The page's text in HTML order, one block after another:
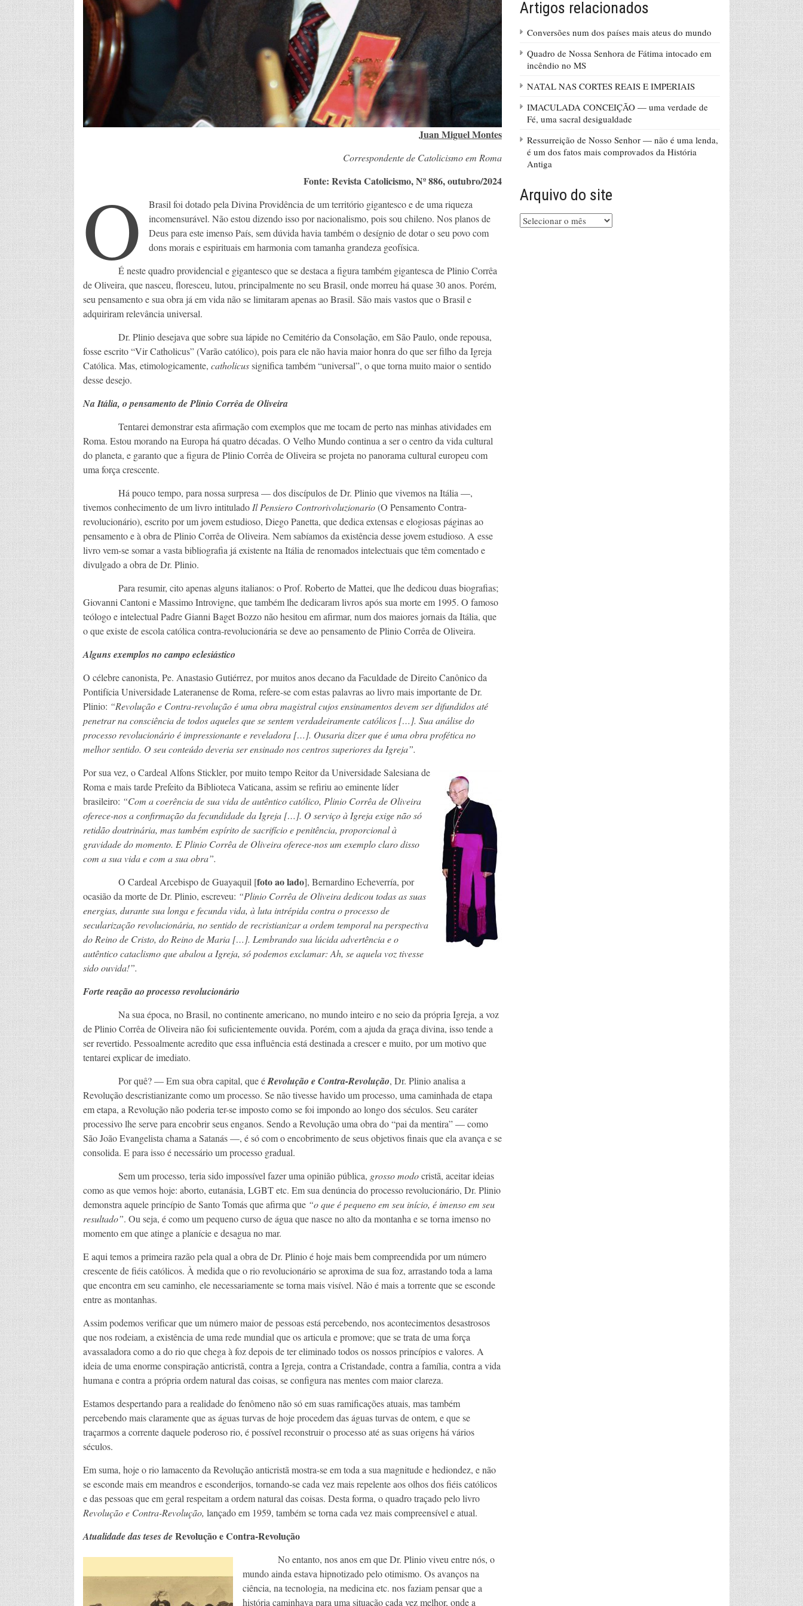
Juan Miguel Montes
Correspondente de Catolicismo em Roma
Fonte: Revista Catolicismo, Nº 886, outubro/2024
O
Brasil foi dotado pela Divina Providência de um território gigantesco e de uma riqueza
incomensurável. Não estou dizendo isso por nacionalismo, pois sou chileno. Nos planos de
Deus para este imenso País, sem dúvida havia também o desígnio de dotar o seu povo com
dons morais e espirituais em harmonia com tamanha grandeza geofísica.
É neste quadro providencial e gigantesco que se destaca a figura também gigantesca de Plinio Corrêa
de Oliveira, que nasceu, floresceu, lutou, principalmente no seu Brasil, onde morreu há quase 30 anos. Porém,
seu pensamento e sua obra já em vida não se limitaram apenas ao Brasil. São mais vastos que o Brasil e
adquiriram relevância universal.
Dr. Plinio desejava que sobre sua lápide no Cemitério da Consolação, em São Paulo, onde repousa,
fosse escrito “Vir Catholicus” (Varão católico), pois para ele não havia maior honra do que ser filho da Igreja
Católica. Mas, etimologicamente, catholicussignifica também “universal”, o que torna muito maior o sentido
desse desejo.
Na Itália, o pensamento de Plinio Corrêa de Oliveira
Tentarei demonstrar esta afirmação com exemplos que me tocam de perto nas minhas atividades em
Roma. Estou morando na Europa há quatro décadas. O Velho Mundo continua a ser o centro da vida cultural
do planeta, e garanto que a figura de Plinio Corrêa de Oliveira se projeta no panorama cultural europeu com
uma força crescente.
Há pouco tempo, para nossa surpresa — dos discípulos de Dr. Plinio que vivemos na Itália —,
tivemos conhecimento de um livro intitulado Il Pensiero Controrivoluzionario(O Pensamento Contra-
revolucionário), escrito por um jovem estudioso, Diego Panetta, que dedica extensas e elogiosas páginas ao
pensamento e à obra de Plinio Corrêa de Oliveira. Nem sabíamos da existência desse jovem estudioso. A esse
livro vem-se somar a vasta bibliografia já existente na Itália de renomados intelectuais que têm comentado e
divulgado a obra de Dr. Plinio.
Para resumir, cito apenas alguns italianos: o Prof. Roberto de Mattei, que lhe dedicou duas biografias;
Giovanni Cantoni e Massimo Introvigne, que também lhe dedicaram livros após sua morte em 1995. O famoso
teólogo e intelectual Padre Gianni Baget Bozzo não hesitou em afirmar, num dos maiores jornais da Itália, que
o que existe de escola católica contra-revolucionária se deve ao pensamento de Plinio Corrêa de Oliveira.
Alguns exemplos no campo eclesiástico
O célebre canonista, Pe. Anastasio Gutiérrez, por muitos anos decano da Faculdade de Direito Canônico da
Pontifícia Universidade Lateranense de Roma, refere-se com estas palavras ao livro mais importante de Dr.
Plinio: “Revolução e Contra-revolução é uma obra magistral cujos ensinamentos devem ser difundidos até
penetrar na consciência de todos aqueles que se sentem verdadeiramente católicos […]. Sua análise do
processo revolucionário é impressionante e reveladora […]. Ousaria dizer que é uma obra profética no
melhor sentido. O seu conteúdo deveria ser ensinado nos centros superiores da Igreja”.
Por sua vez, o Cardeal Alfons Stickler, por muito tempo Reitor da Universidade Salesiana de
Roma e mais tarde Prefeito da Biblioteca Vaticana, assim se refiriu ao eminente líder
brasileiro: “Com a coerência de sua vida de autêntico católico, Plinio Corrêa de Oliveira
oferece-nos a confirmação da fecundidade da Igreja […]. O serviço à Igreja exige não só
retidão doutrinária, mas também espírito de sacrifício e penitência, proporcional à
gravidade do momento. E Plinio Corrêa de Oliveira oferece-nos um exemplo claro disso
com a sua vida e com a sua obra”.
O Cardeal Arcebispo de Guayaquil [foto ao lado], Bernardino Echeverría, por
ocasião da morte de Dr. Plinio, escreveu: “Plinio Corrêa de Oliveira dedicou todas as suas
energias, durante sua longa e fecunda vida, à luta intrépida contra o processo de
secularização revolucionária, no sentido de recristianizar a ordem temporal na perspectiva
do Reino de Cristo, do Reino de Maria […]. Lembrando sua lúcida advertência e o
autêntico cataclismo que abalou a Igreja, só podemos exclamar: Ah, se aquela voz tivesse
sido ouvida!”.
Fortereação ao processo revolucionário
Na sua época, no Brasil, no continente americano, no mundo inteiro e no seio da própria Igreja, a voz
de Plinio Corrêa de Oliveira não foi suficientemente ouvida. Porém, com a ajuda da graça divina, isso tende a
ser revertido. Pessoalmente acredito que essa influência está destinada a crescer e muito, por um motivo que
tentarei explicar de imediato.
Por quê? — Em sua obra capital, que éRevolução e Contra-Revolução, Dr. Plinio analisa a
Revolução descristianizante como um processo. Se não tivesse havido um processo, uma caminhada de etapa
em etapa, a Revolução não poderia ter-se imposto como se foi impondo ao longo dos séculos. Seu caráter
processivo lhe serve para encobrir seus enganos. Sendo a Revolução uma obra do “pai da mentira” — como
São João Evangelista chama a Satanás —, é só com o encobrimento de seus objetivos finais que ela avança e se
consolida. E para isso é necessário um processo gradual.
Sem um processo, teria sido impossível fazer uma opinião pública, grosso modocristã, aceitar ideias
como as que vemos hoje: aborto, eutanásia, LGBT etc. Em sua denúncia do processo revolucionário, Dr. Plinio
demonstra aquele princípio de Santo Tomás que afirma que “o que é pequeno em seu início, é imenso em seu
resultado”. Ou seja, é como um pequeno curso de água que nasce no alto da montanha e se torna imenso no
momento em que atinge a planície e desagua no mar.
E aqui temos a primeira razão pela qual a obra de Dr. Plinio é hoje mais bem compreendida por um número
crescente de fiéis católicos. À medida que o rio revolucionário se aproxima de sua foz, arrastando toda a lama
que encontra em seu caminho, ele necessariamente se torna mais visível. Não é mais a torrente que se esconde
entre as montanhas.
Assim podemos verificar que um número maior de pessoas está percebendo, nos acontecimentos desastrosos
que nos rodeiam, a existência de uma rede mundial que os articula e promove; que se trata de uma força
avassaladora como a do rio que chega à foz depois de ter eliminado todos os nossos princípios e valores. A
ideia de uma enorme conspiração anticristã, contra a Igreja, contra a Cristandade, contra a família, contra a vida
humana e contra a própria ordem natural das coisas, se configura nas mentes com maior clareza.
Estamos despertando para a realidade do fenômeno não só em suas ramificações atuais, mas também
percebendo mais claramente que as águas turvas de hoje procedem das águas turvas de ontem, e que se
traçarmos a corrente daquele poderoso rio, é possível reconstruir o processo até as suas origens há vários
séculos.
Em suma, hoje o rio lamacento da Revolução anticristã mostra-se em toda a sua magnitude e hediondez, e não
se esconde mais em meandros e esconderijos, tornando-se cada vez mais repelente aos olhos dos fiéis católicos
e das pessoas que em geral respeitam a ordem natural das coisas. Desta forma, o quadro traçado pelo livro
Revolução e Contra-Revolução, lançado em 1959, também se torna cada vez mais compreensível e atual.
Atualidade das teses deRevolução e Contra-Revolução
No entanto, nos anos em que Dr. Plinio viveu entre nós, o
mundo ainda estava hipnotizado pelo otimismo. Os avanços na
ciência, na tecnologia, na medicina etc. nos faziam pensar que a
história caminhava para uma situação cada vez melhor, onde a
Artigos relacionados
Conversões num dos países mais ateus do mundo
Quadro de Nossa Senhora de Fátima intocado em
incêndio no MS
NATAL NAS CORTES REAIS E IMPERIAIS
IMACULADA CONCEIÇÃO — uma verdade de
Fé, uma sacral desigualdade
Ressurreição de Nosso Senhor — não é uma lenda,
é um dos fatos mais comprovados da História
Antiga
Arquivo do site
Arquivo
do